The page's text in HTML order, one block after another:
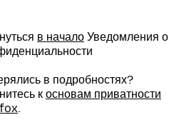
в начало Уведомления о
в подробностях?
к основам приватности
.